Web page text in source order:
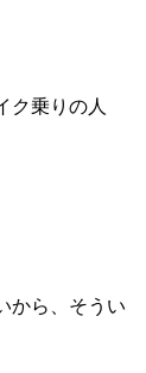
ク乗りの人
から、そうい